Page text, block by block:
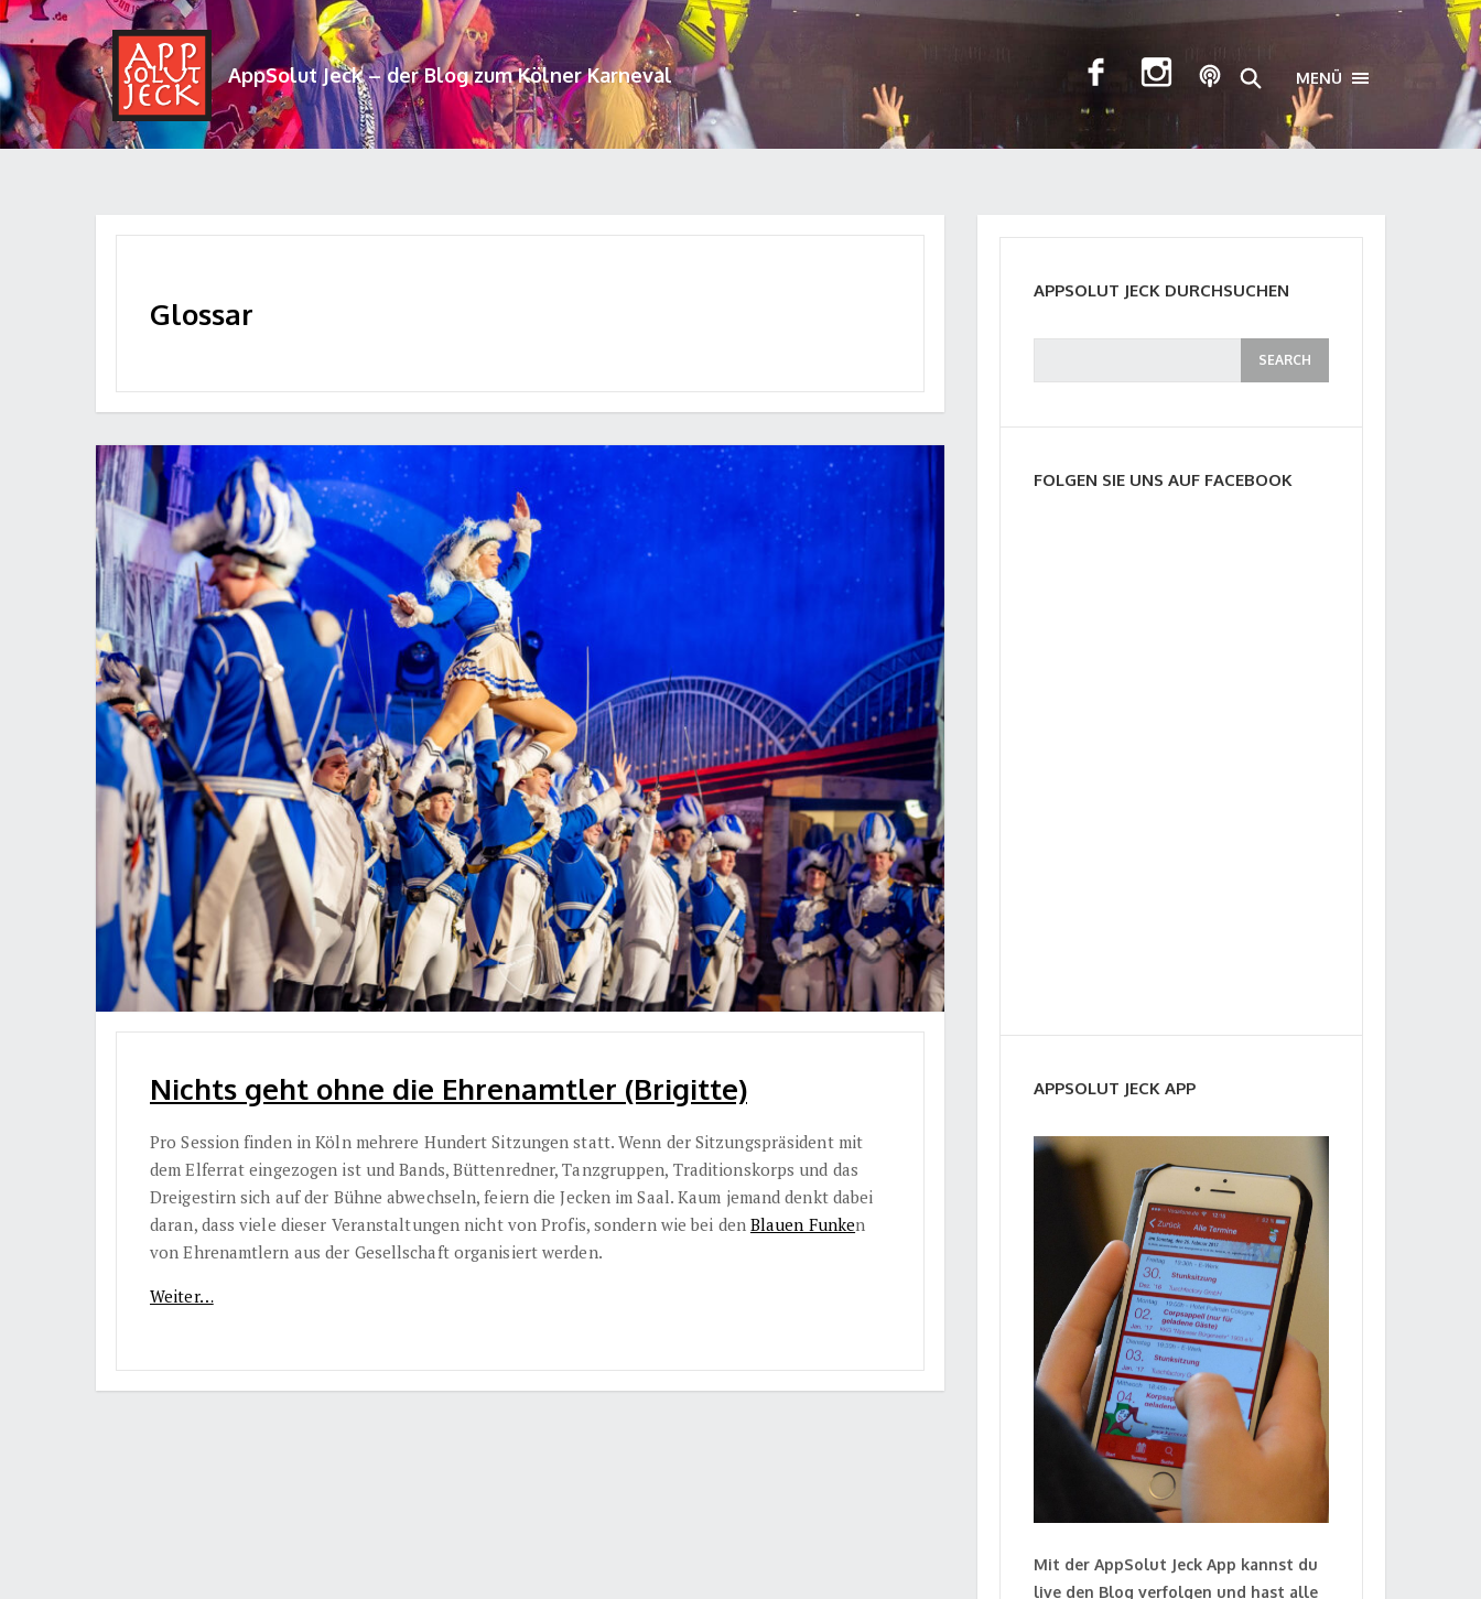
AppSolut Jeck – der Blog zum Kölner Karneval MENÜ TOGGLE
Glossar
Nichts geht ohne die Ehrenamtler (Brigitte)
Pro Session finden in Köln mehrere Hundert Sitzungen statt. Wenn der Sitzungspräsident mit
dem Elferrat eingezogen ist und Bands, Büttenredner, Tanzgruppen, Traditionskorps und das
Dreigestirn sich auf der Bühne abwechseln, feiern die Jecken im Saal. Kaum jemand denkt dabei
daran, dass viele dieser Veranstaltungen nicht von Profis, sondern wie bei den Blauen Funken
von Ehrenamtlern aus der Gesellschaft organisiert werden.
Weiter…
APPSOLUT JECK DURCHSUCHEN
FOLGEN SIE UNS AUF FACEBOOK
APPSOLUT JECK APP
Mit der AppSolut Jeck App kannst du
live den Blog verfolgen und hast alle